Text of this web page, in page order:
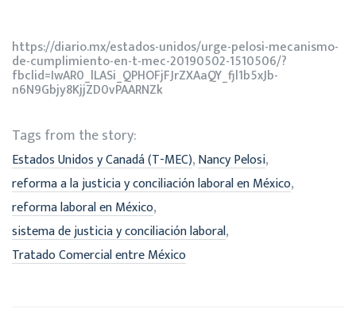
https://diario.mx/estados-unidos/urge-pelosi-mecanismo-
de-cumplimiento-en-t-mec-20190502-1510506/?
fbclid=IwAR0_lLASi_QPHOFjFJrZXAaQY_fjl1b5xJb-
n6N9Gbjy8KjjZD0vPAARNZk
Tags from the story:
Estados Unidos y Canadá (T-MEC),Nancy Pelosi,
reforma a la justicia y conciliación laboral en México,
reforma laboral en México,
sistema de justicia y conciliación laboral,
Tratado Comercial entre México